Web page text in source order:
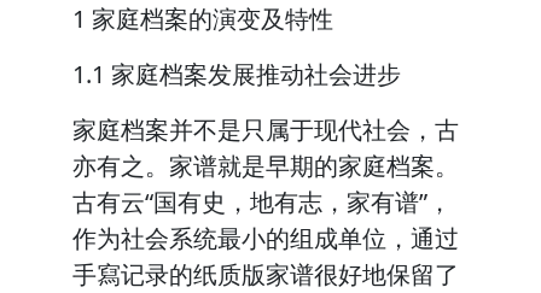
1 家庭档案的演变及特性
1.1 家庭档案发展推动社会进步
家庭档案并不是只属于现代社会，古
亦有之。家谱就是早期的家庭档案。
古有云“国有史，地有志，家有谱”，
作为社会系统最小的组成单位，通过
手寫记录的纸质版家谱很好地保留了